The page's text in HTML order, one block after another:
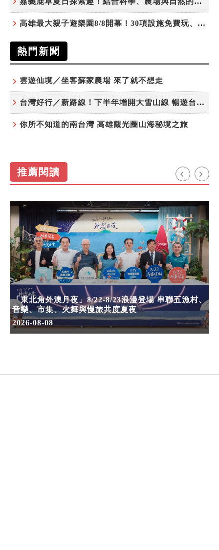
高雄最大親子遊樂園8/8開幕！30項設施免費玩、YOYO家族嗨翻暑假
熱門新聞
雲遊仙境／坐客蘇家農場 來了就不想走
台灣好行／新路線！下半年增開大雪山線 暢遊台中更便利
你所不知道的南台灣 高雄觀光圈山海秘境之旅
推薦閱讀
「東北角外澳月夜」8/22-8/23浪漫登場 串聯五漁村、
音樂、市集、火舞與慢旅共度夏夜
2026-08-08